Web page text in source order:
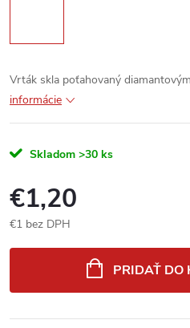
Vrták skla poťahovaný
informácie
Skladom >30 ks
€1,20
€1 bez DPH
PRIDAŤ DO